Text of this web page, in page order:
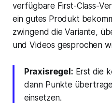
verfügbare First-Class-
ein gutes Produkt
zwingend die Variante,
und Videos gesprochen
Praxisregel: Erst die
dann Punkte
einsetzen.